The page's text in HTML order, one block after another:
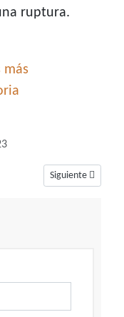
ruptura.
más
un sueño de conflictos
Artículo siguiente:
Siguiente